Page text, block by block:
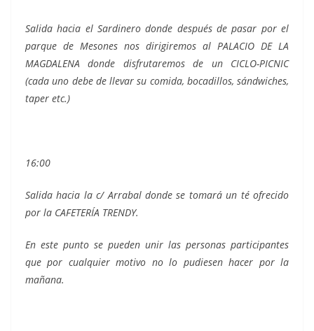
Salida hacia el Sardinero donde después de pasar por el
parque de Mesones nos dirigiremos al PALACIO DE LA
MAGDALENA donde disfrutaremos de un CICLO-PICNIC
(cada uno debe de llevar su comida, bocadillos, sándwiches,
taper etc.)
16:00
Salida hacia la c/ Arrabal donde se tomará un té ofrecido
por la CAFETERÍA TRENDY.
En este punto se pueden unir las personas participantes
que por cualquier motivo no lo pudiesen hacer por la
mañana.